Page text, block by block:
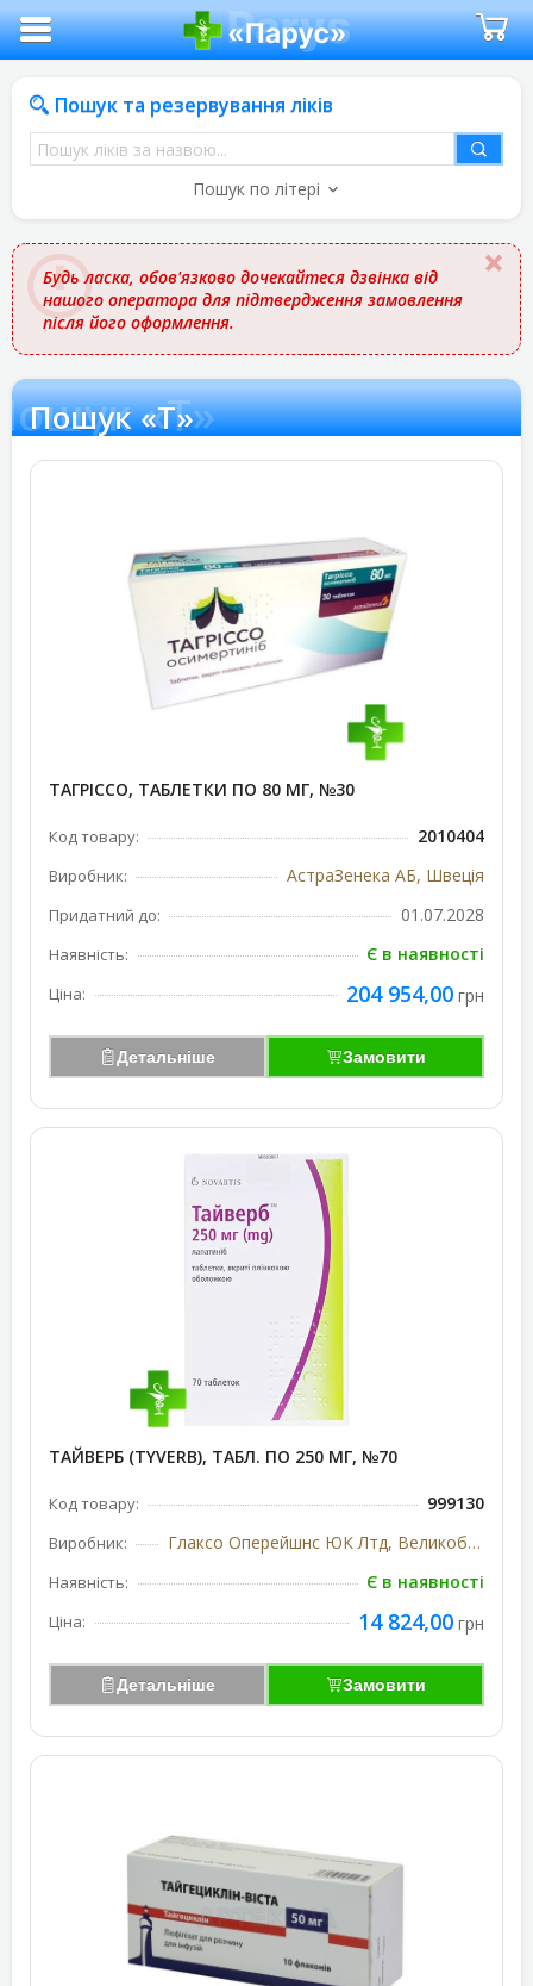
Пошук та резервування ліків
Пошук
ліків
назвою
Пошук по літері
Будь ласка, обов'язково дочекайтеся дзвінка від
нашого оператора для підтвердження замовлення
після його оформлення.
«Т»
Пошук «Т»
ТАГРІССО, ТАБЛЕТКИ ПО 80 МГ, №30
Код товару: 2010404
Виробник: АстраЗенека АБ, Швеція
Придатний до: 01.07.2028
Наявність: Є в наявності
Ціна: 204 954,00 грн
Детальніше Замовити
ТАЙВЕРБ (TYVERB), ТАБЛ. ПО 250 МГ, №70
Код товару: 999130
Виробник: Глаксо Оперейшнс ЮК Лтд, Великобританія
Наявність: Є в наявності
Ціна: 14 824,00 грн
Детальніше Замовити